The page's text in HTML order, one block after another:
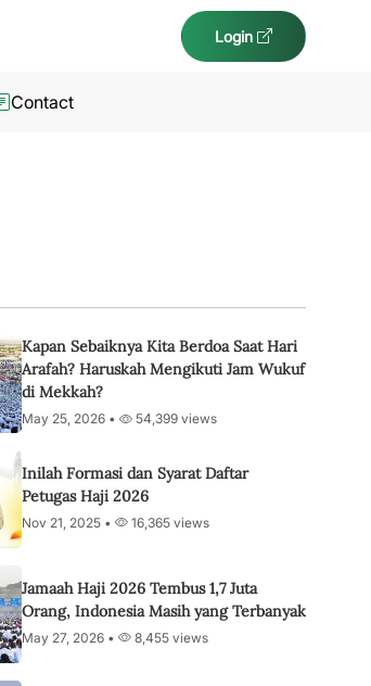
Login
Contact
Kapan Sebaiknya Kita Berdoa Saat Hari
Arafah? Haruskah Mengikuti Jam Wukuf
di Mekkah?
May 25, 2026 • 54,399 views
Inilah Formasi dan Syarat Daftar
Petugas Haji 2026
Nov 21, 2025 • 16,365 views
Jamaah Haji 2026 Tembus 1,7 Juta
Orang, Indonesia Masih yang Terbanyak
May 27, 2026 • 8,455 views